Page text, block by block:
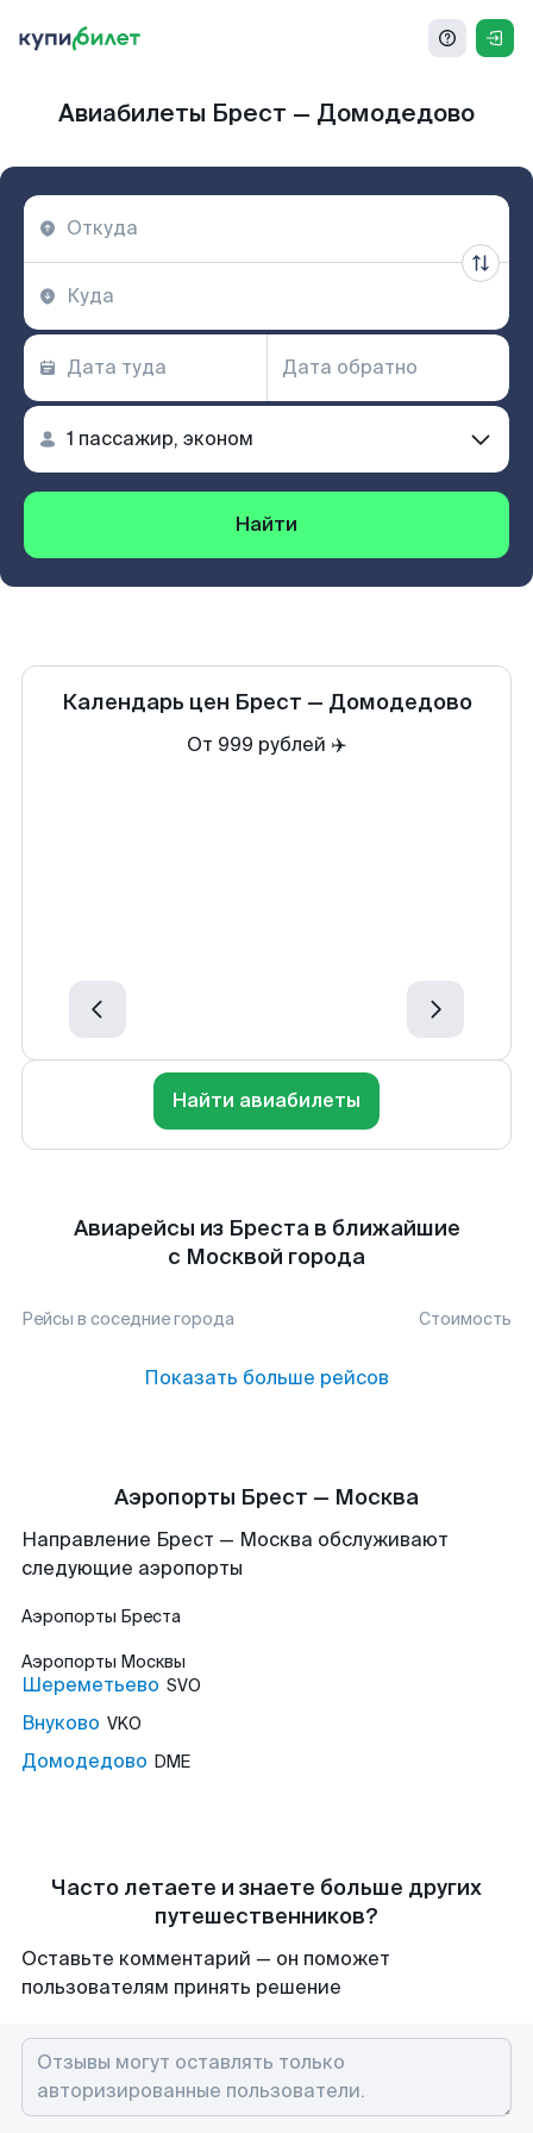
Авиабилеты Брест — Домодедово
Найти
Календарь цен Брест — Домодедово
От 999 рублей ✈️
Найти авиабилеты
Авиарейсы из Бреста в ближайшие
с Москвой города
Рейсы в соседние города Стоимость
Показать больше рейсов
Аэропорты Брест — Москва
Направление Брест — Москва обслуживают
следующие аэропорты
Аэропорты Бреста
Аэропорты Москвы
Шереметьево SVO
Внуково VKO
Домодедово DME
Часто летаете и знаете больше других
путешественников?
Оставьте комментарий — он поможет
пользователям принять решение